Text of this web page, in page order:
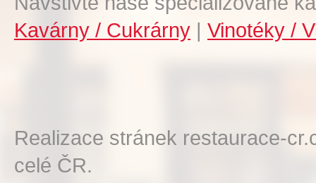
Kavárny / Cukrárny | Vinotéky /
Realizace stránek restaurace-
celé ČR.